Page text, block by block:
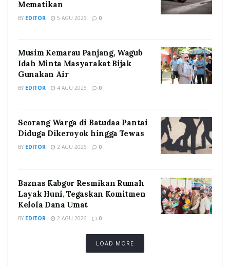
Mematikan
BY EDITOR 5 AGU 2026 0
Musim Kemarau Panjang, Wagub
Idah Minta Masyarakat Bijak
Gunakan Air
BY EDITOR 4 AGU 2026 0
Seorang Warga di Batudaa Pantai
Diduga Dikeroyok hingga Tewas
BY EDITOR 2 AGU 2026 0
Baznas Kabgor Resmikan Rumah
Layak Huni, Tegaskan Komitmen
Kelola Dana Umat
BY EDITOR 2 AGU 2026 0
LOAD MORE